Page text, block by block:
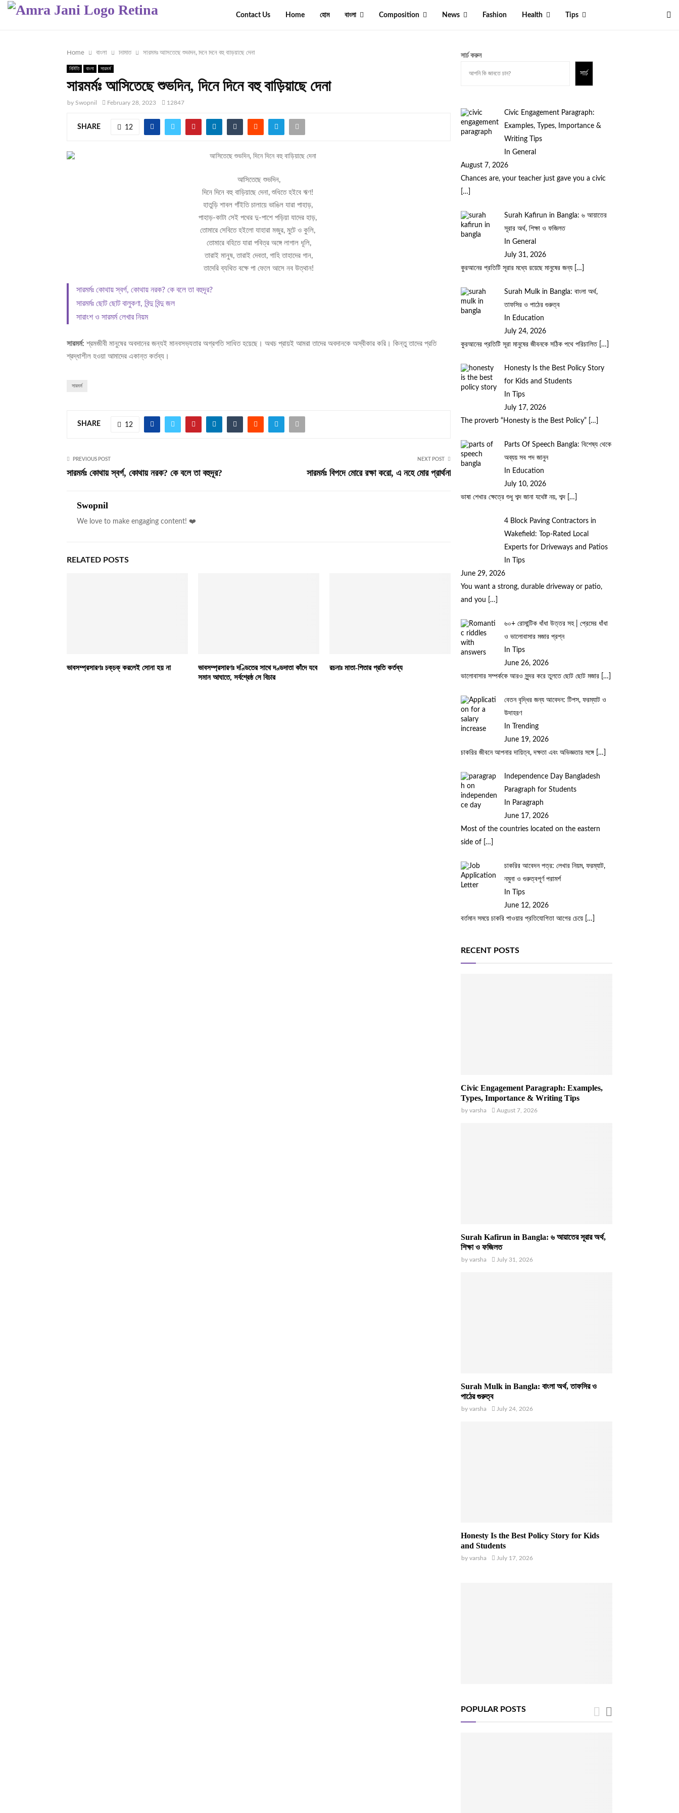
Contact Us Home হোম বাংলা Composition News Fashion Health Tips
Home বাংলা নির্মিতি সারমর্মঃ আসিতেছে শুভদিন, দিনে দিনে বহু বাড়িয়াছে দেনা
নির্মিতি বাংলা সারমর্ম
সারমর্মঃ আসিতেছে শুভদিন, দিনে দিনে বহু বাড়িয়াছে দেনা
by Swopnil February 28, 2023 12847
SHARE 12
আসিতেছে শুভদিন,
দিনে দিনে বহু বাড়িয়াছে দেনা, শুধিতে হইবে ঋণ!
হাতুড়ি শাবল গাঁইতি চালায়ে ভাঙিল যারা পাহাড়,
পাহাড়-কাটা সেই পথের দু-পাশে পড়িয়া যাদের হাড়,
তোমারে সেবিতে হইলো যাহারা মজুর, মুটে ও কুলি,
তোমারে বহিতে যারা পবিত্র অঙ্গে লাগাল ধূলি,
তারাই মানুষ, তারাই দেবতা, গাহি তাহাদের গান,
তাদেরি ব্যথিত বক্ষে পা ফেলে আসে নব উত্থান!
সারমর্মঃ কোথায় স্বর্গ, কোথায় নরক? কে বলে তা বহুদূর?
সারমর্মঃ ছোট ছোট বালুকণা, বিন্দু বিন্দু জল
সারাংশ ও সারমর্ম লেখার নিয়ম
সারমর্ম: শ্রমজীবী মানুষের অবদানের জন্যই মানবসভ্যতার অগ্রগতি সাধিত হয়েছে। অথচ প্রায়ই আমরা তাদের অবদানকে অস্বীকার করি। কিন্তু তাদের প্রতি
শ্রদ্ধাশীল হওয়া আমাদের একান্ত কর্তব্য।
সারমর্ম
SHARE 12
PREVIOUS POST
সারমর্মঃ কোথায় স্বর্গ, কোথায় নরক? কে বলে তা বহুদূর?
NEXT POST
সারমর্মঃ বিপদে মোরে রক্ষা করো, এ নহে মোর প্রার্থনা
Swopnil
We love to make engaging content! ❤️
RELATED POSTS
ভাবসম্প্রসারণঃ চক্‌চক্ করলেই সোনা হয় না
ভাবসম্প্রসারণঃ দণ্ডিতের সাথে দণ্ডদাতা কাঁদে যবে
সমান আঘাতে, সর্বশ্রেষ্ঠ সে বিচার
রচনাঃ মাতা-পিতার প্রতি কর্তব্য
সার্চ করুন
সার্চ
Civic Engagement Paragraph:
Examples, Types, Importance &
Writing Tips
In General
August 7, 2026
Chances are, your teacher just gave you a civic
[…]
Surah Kafirun in Bangla: ৬ আয়াতের
সূরার অর্থ, শিক্ষা ও ফজিলত
In General
July 31, 2026
কুরআনের প্রতিটি সূরার মধ্যে রয়েছে মানুষের জন্য
[…]
Surah Mulk in Bangla: বাংলা অর্থ,
তাফসির ও পাঠের গুরুত্ব
In Education
July 24, 2026
কুরআনের প্রতিটি সূরা মানুষের জীবনকে সঠিক পথে পরিচালিত […]
Honesty Is the Best Policy Story
for Kids and Students
In Tips
July 17, 2026
The proverb “Honesty is the Best Policy”
[…]
Parts Of Speech Bangla: বিশেষ্য থেকে
অব্যয় সব পদ জানুন
In Education
July 10, 2026
ভাষা শেখার ক্ষেত্রে শুধু শব্দ জানা যথেষ্ট নয়, শব্দ
[…]
4 Block Paving Contractors in
Wakefield: Top-Rated Local
Experts for Driveways and Patios
In Tips
June 29, 2026
You want a strong, durable driveway or patio,
and you
[…]
৬০+ রোমান্টিক ধাঁধা উত্তর সহ | প্রেমের ধাঁধা
ও ভালোবাসার মজার প্রশ্ন
In Tips
June 26, 2026
ভালোবাসার সম্পর্ককে আরও সুন্দর করে তুলতে ছোট ছোট মজার
[…]
বেতন বৃদ্ধির জন্য আবেদন: টিপস, ফরম্যাট ও
উদাহরণ
In Trending
June 19, 2026
চাকরির জীবনে আপনার দায়িত্ব, দক্ষতা এবং অভিজ্ঞতার সঙ্গে
[…]
Independence Day Bangladesh
Paragraph for Students
In Paragraph
June 17, 2026
Most of the countries located on the eastern
side of
[…]
চাকরির আবেদন পত্র: লেখার নিয়ম, ফরম্যাট,
নমুনা ও গুরুত্বপূর্ণ পরামর্শ
In Tips
June 12, 2026
বর্তমান সময়ে চাকরি পাওয়ার প্রতিযোগিতা আগের চেয়ে
[…]
RECENT POSTS
Civic Engagement Paragraph: Examples,
Types, Importance & Writing Tips
by varsha August 7, 2026
Surah Kafirun in Bangla: ৬ আয়াতের সূরার অর্থ,
শিক্ষা ও ফজিলত
by varsha July 31, 2026
Surah Mulk in Bangla: বাংলা অর্থ, তাফসির ও
পাঠের গুরুত্ব
by varsha July 24, 2026
Honesty Is the Best Policy Story for Kids
and Students
by varsha July 17, 2026
POPULAR POSTS